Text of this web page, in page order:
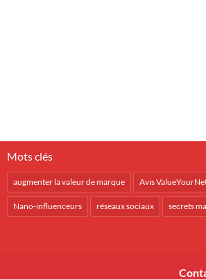
Mots clés
augmenter la valeur de marque Avis
Nano-influenceurs réseaux sociaux secrets